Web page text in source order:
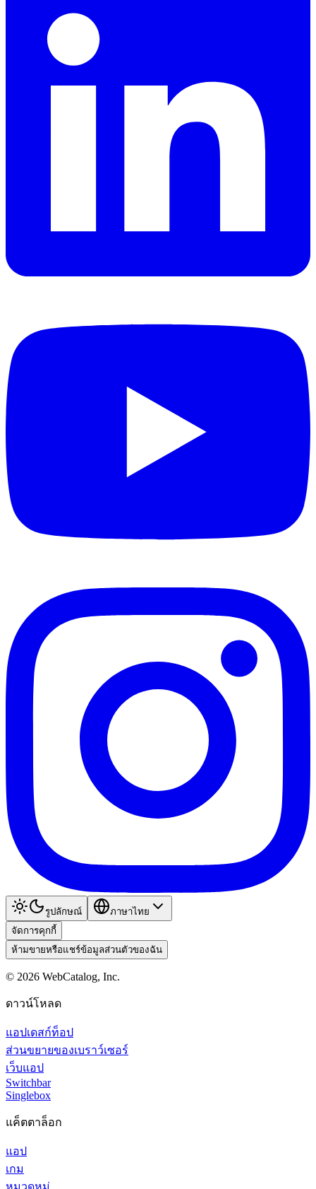
รูปลักษณ์
ภาษาไทย
จัดการคุกกี้
ห้ามขายหรือแชร์ข้อมูลส่วนตัวของฉัน
© 2026 WebCatalog, Inc.
ดาวน์โหลด
แอปเดสก์ท็อป
ส่วนขยายของเบราว์เซอร์
เว็บแอป
Switchbar
Singlebox
แค็ตตาล็อก
แอป
เกม
หมวดหมู่